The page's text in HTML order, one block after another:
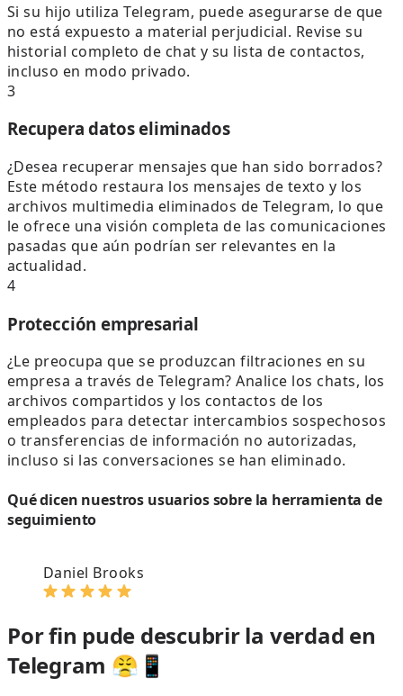
Si su hijo utiliza Telegram, puede asegurarse de que
no está expuesto a material perjudicial. Revise su
historial completo de chat y su lista de contactos,
incluso en modo privado.
3
Recupera datos eliminados
¿Desea recuperar mensajes que han sido borrados?
Este método restaura los mensajes de texto y los
archivos multimedia eliminados de Telegram, lo que
le ofrece una visión completa de las comunicaciones
pasadas que aún podrían ser relevantes en la
actualidad.
4
Protección empresarial
¿Le preocupa que se produzcan filtraciones en su
empresa a través de Telegram? Analice los chats, los
archivos compartidos y los contactos de los
empleados para detectar intercambios sospechosos
o transferencias de información no autorizadas,
incluso si las conversaciones se han eliminado.
Qué dicen nuestros usuarios sobre la herramienta de
seguimiento
Daniel Brooks
Por fin pude descubrir la verdad en
Telegram 😤📱